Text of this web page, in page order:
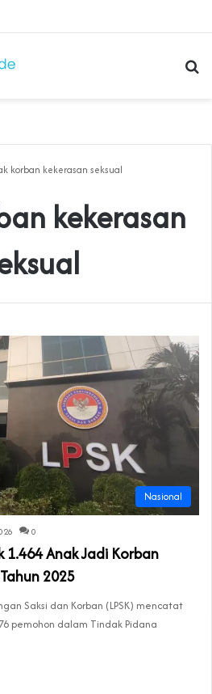
korban kekerasan seksual
kekerasan
Nasional
0
1.464 Anak Jadi Korban
2025
Saksi dan Korban (LPSK) mencatat
pemohon dalam Tindak Pidana